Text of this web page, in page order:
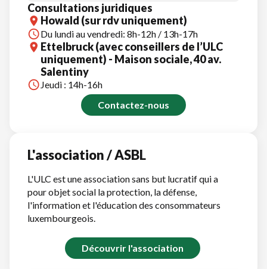
Consultations juridiques
Howald (sur rdv uniquement)
Du lundi au vendredi: 8h-12h / 13h-17h
Ettelbruck (avec conseillers de l’ULC
uniquement) - Maison sociale, 40 av.
Salentiny
Jeudi : 14h-16h
Contactez-nous
L'association / ASBL
L'ULC est une association sans but lucratif qui a
pour objet social la protection, la défense,
l'information et l'éducation des consommateurs
luxembourgeois.
Découvrir l'association